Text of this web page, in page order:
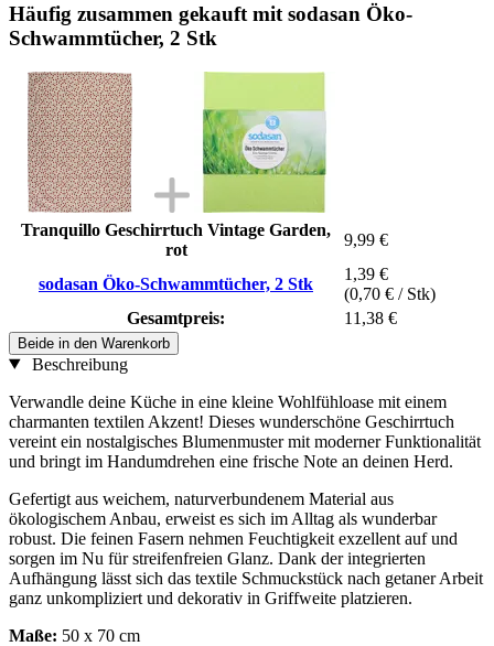
Häufig zusammen gekauft mit sodasan Öko-
Schwammtücher, 2 Stk
Tranquillo Geschirrtuch Vintage Garden,
rot
9,99 €
sodasan Öko-Schwammtücher, 2 Stk
1,39 €
(0,70 € / Stk)
Gesamtpreis:
11,38 €
Beide in den Warenkorb
Beschreibung
Verwandle deine Küche in eine kleine Wohlfühloase mit einem
charmanten textilen Akzent! Dieses wunderschöne Geschirrtuch
vereint ein nostalgisches Blumenmuster mit moderner Funktionalität
und bringt im Handumdrehen eine frische Note an deinen Herd.
Gefertigt aus weichem, naturverbundenem Material aus
ökologischem Anbau, erweist es sich im Alltag als wunderbar
robust. Die feinen Fasern nehmen Feuchtigkeit exzellent auf und
sorgen im Nu für streifenfreien Glanz. Dank der integrierten
Aufhängung lässt sich das textile Schmuckstück nach getaner Arbeit
ganz unkompliziert und dekorativ in Griffweite platzieren.
Maße: 50 x 70 cm